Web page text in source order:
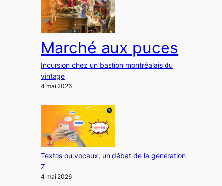
Marché aux puces
Incursion chez un bastion montréalais du
vintage
4 mai 2026
Textos ou vocaux, un débat de la génération
Z
4 mai 2026